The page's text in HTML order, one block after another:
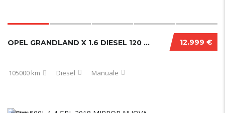
12.999 €
OPEL GRANDLAND X 1.6 DIESEL 120 CV LAUNCH EDITION
105000 km Diesel Manuale